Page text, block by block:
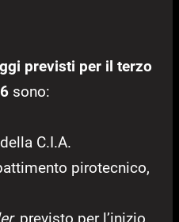
previsti per il terzo
sono:
C.I.A.
pirotecnico,
, previsto per l’inizio